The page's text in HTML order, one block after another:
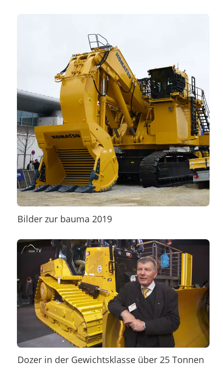
Bilder zur bauma 2019
Dozer in der Gewichtsklasse über 25 Tonnen